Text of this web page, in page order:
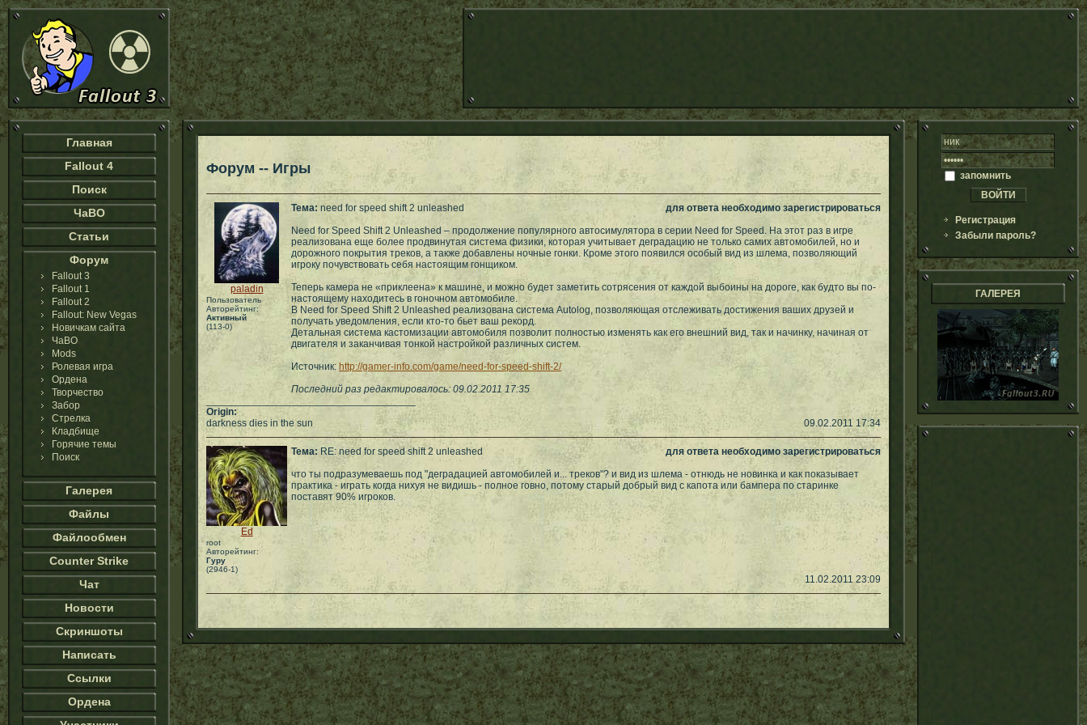
Главная
Fallout 4
Поиск
ЧаВО
Статьи
Форум
Fallout 3
Fallout 1
Fallout 2
Fallout: New Vegas
Новичкам сайта
ЧаВО
Mods
Ролевая игра
Ордена
Творчество
Забор
Стрелка
Кладбище
Горячие темы
Поиск
Галерея
Файлы
Файлообмен
Counter Strike
Чат
Новости
Скриншоты
Написать
Ссылки
Ордена
Форум -- Игры
paladin
Пользователь
Авторейтинг:
Активный
(113-0)
Тема: need for speed shift 2 unleashed
для ответа необходимо зарегистрироваться
Need for Speed Shift 2 Unleashed – продолжение популярного автосимулятора в серии Need for Speed. На этот раз в игре
реализована еще более продвинутая система физики, которая учитывает деградацию не только самих автомобилей, но и
дорожного покрытия треков, а также добавлены ночные гонки. Кроме этого появился особый вид из шлема, позволяющий
игроку почувствовать себя настоящим гонщиком.
Теперь камера не «приклеена» к машине, и можно будет заметить сотрясения от каждой выбоины на дороге, как будто вы по-
настоящему находитесь в гоночном автомобиле.
В Need for Speed Shift 2 Unleashed реализована система Autolog, позволяющая отслеживать достижения ваших друзей и
получать уведомления, если кто-то бьет ваш рекорд.
Детальная система кастомизации автомобиля позволит полностью изменять как его внешний вид, так и начинку, начиная от
двигателя и заканчивая тонкой настройкой различных систем.
Источник: http://gamer-info.com/game/need-for-speed-shift-2/
Последний раз редактировалось: 09.02.2011 17:35
Origin:
darkness dies in the sun
09.02.2011 17:34
Ed
root
Авторейтинг:
Гуру
(2946-1)
Тема: RE: need for speed shift 2 unleashed
для ответа необходимо зарегистрироваться
что ты подразумеваешь под "деградацией автомобилей и... треков"? и вид из шлема - отнюдь не новинка и как показывает
практика - играть когда нихуя не видишь - полное говно, потому старый добрый вид с капота или бампера по старинке
поставят 90% игроков.
11.02.2011 23:09
запомнить
Регистрация
Забыли пароль?
ГАЛЕРЕЯ